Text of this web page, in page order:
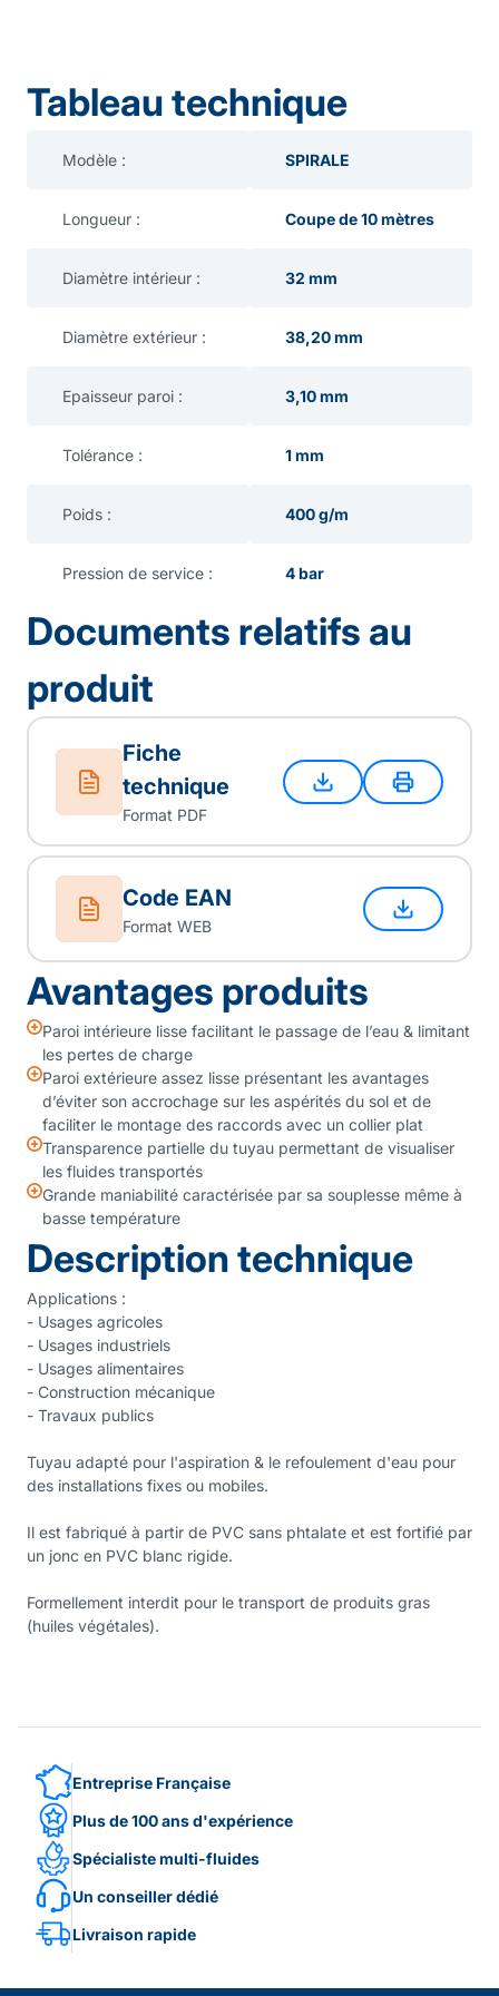
Tableau technique
Modèle : SPIRALE
Longueur : Coupe de 10 mètres
Diamètre intérieur : 32 mm
Diamètre extérieur : 38,20 mm
Epaisseur paroi : 3,10 mm
Tolérance : 1 mm
Poids : 400 g/m
Pression de service : 4 bar
Documents relatifs au
produit
Fiche
technique
Format PDF
Code EAN
Format WEB
Avantages produits
Paroi intérieure lisse facilitant le passage de l’eau & limitant
les pertes de charge
Paroi extérieure assez lisse présentant les avantages
d’éviter son accrochage sur les aspérités du sol et de
faciliter le montage des raccords avec un collier plat
Transparence partielle du tuyau permettant de visualiser
les fluides transportés
Grande maniabilité caractérisée par sa souplesse même à
basse température
Description technique
Applications :
- Usages agricoles
- Usages industriels
- Usages alimentaires
- Construction mécanique
- Travaux publics
Tuyau adapté pour l'aspiration & le refoulement d'eau pour
des installations fixes ou mobiles.
Il est fabriqué à partir de PVC sans phtalate et est fortifié par
un jonc en PVC blanc rigide.
Formellement interdit pour le transport de produits gras
(huiles végétales).
Entreprise Française
Plus de 100 ans d'expérience
Spécialiste multi-fluides
Un conseiller dédié
Livraison rapide